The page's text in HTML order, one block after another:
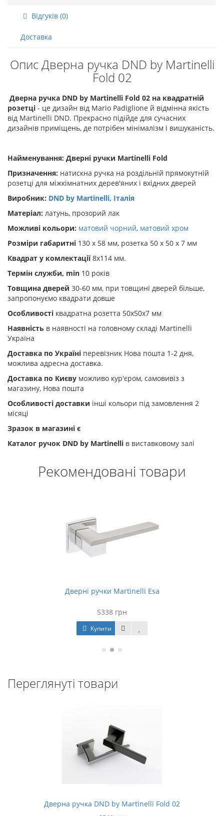
Відгуків (0)
Доставка
Опис Дверна ручка DND by Martinelli
Fold 02
Дверна ручка DND by Martinelli Fold 02 на квадратній
розетці - це дизайн від Mario Padiglione й відмінна якість
від Martinelli DND. Прекрасно підійде для сучасних
дизайнів приміщень, де потрібен мінімалізм і вишуканість.
Найменування: Дверні ручки Martinelli Fold
Призначення: натискна ручка на роздільній прямокутній
розетці для міжкімнатних дерев'яних і вхідних дверей
Виробник: DND by Martinelli, Італія
Матеріал: латунь, прозорий лак
Можливі кольори: матовий чорний, матовий хром
Розміри габаритні 130 х 58 мм, розетка 50 х 50 х 7 мм
Квадрат у комлектації8х114 мм.
Термін служби, min 10 років
Товщина дверей 30-60 мм, при товщині дверей більше,
запропонуємо квадрати довше
Особливості квадратна розетта 50х50х7 мм
Наявність в наявності на головному складі Martinelli
Україна
Доставка по Україні перевізник Нова пошта 1-2 дня,
можлива адресна доставка.
Доставка по Києву можливо кур'єром, самовивіз з
магазину, Нова пошта
Особливості доставки інші кольори під замовлення 2
місяці
Зразок в магазині є
Каталог ручок DND by Martinelli в виставковому залі
Рекомендовані товари
Дверні ручки Martinelli Esa
5338 грн
Купити
Переглянуті товари
Дверна ручка DND by Martinelli Fold 02